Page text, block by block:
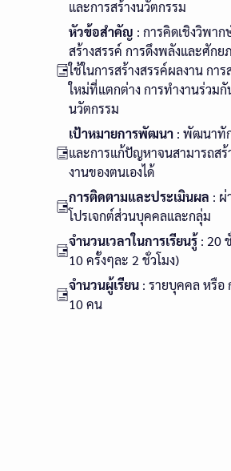
และการสร้างนวัตกรรม
หัวข้อสำคัญ : การคิดเชิงวิพาก
สร้างสรรค์ การดึงพลังและศักย
ใช้ในการสร้างสรรค์ผลงาน การ
ใหม่ที่แตกต่าง การทำงานร่วมกั
นวัตกรรม
เป้าหมายการพัฒนา : พัฒนาทั
และการแก้ปัญหาจนสามารถสร้
งานของตนเองได้
การติดตามและประเมินผล : ผ่
โปรเจกต์ส่วนบุคคลและกลุ่ม
จำนวนเวลาในการเรียนรู้ : 20
10 ครั้งๆละ 2 ชั่วโมง)
จำนวนผู้เรียน : รายบุคคล หรือ
10 คน